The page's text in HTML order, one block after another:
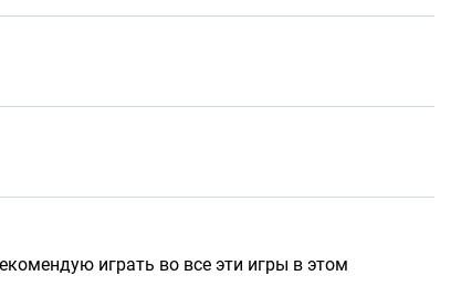
играть во все эти игры в этом